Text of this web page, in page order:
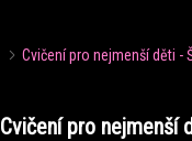
Cvičení pro nejmenší děti -
Cvičení pro nejmenší